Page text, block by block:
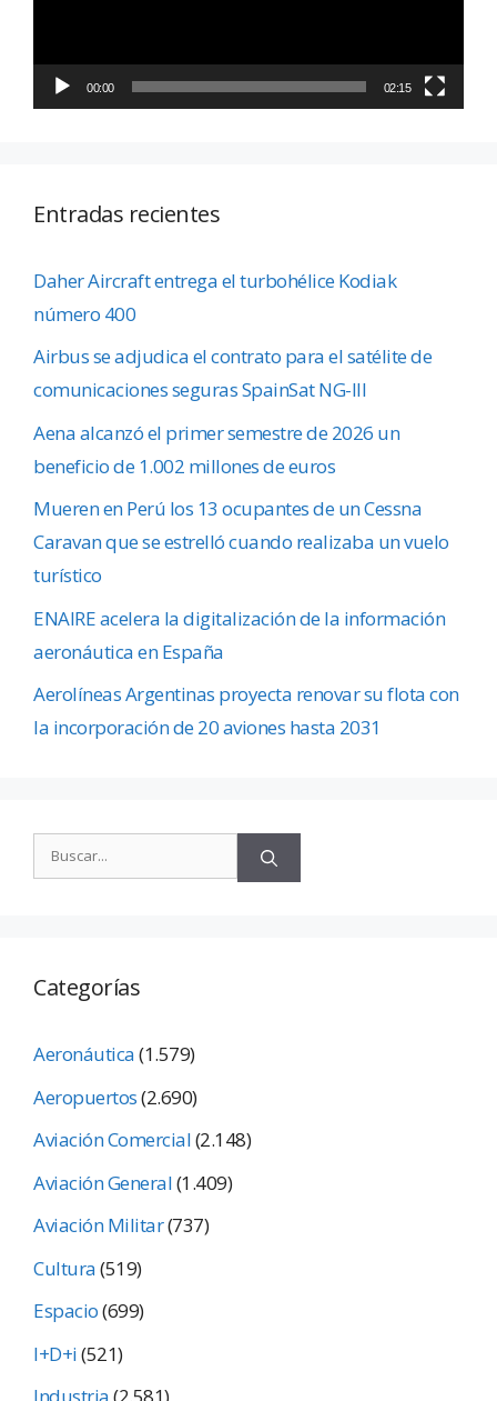
00:00 02:15
Entradas recientes
Daher Aircraft entrega el turbohélice Kodiak
número 400
Airbus se adjudica el contrato para el satélite de
comunicaciones seguras SpainSat NG-III
Aena alcanzó el primer semestre de 2026 un
beneficio de 1.002 millones de euros
Mueren en Perú los 13 ocupantes de un Cessna
Caravan que se estrelló cuando realizaba un vuelo
turístico
ENAIRE acelera la digitalización de la información
aeronáutica en España
Aerolíneas Argentinas proyecta renovar su flota con
la incorporación de 20 aviones hasta 2031
Categorías
Aeronáutica(1.579)
Aeropuertos(2.690)
Aviación Comercial(2.148)
Aviación General(1.409)
Aviación Militar(737)
Cultura(519)
Espacio(699)
I+D+i(521)